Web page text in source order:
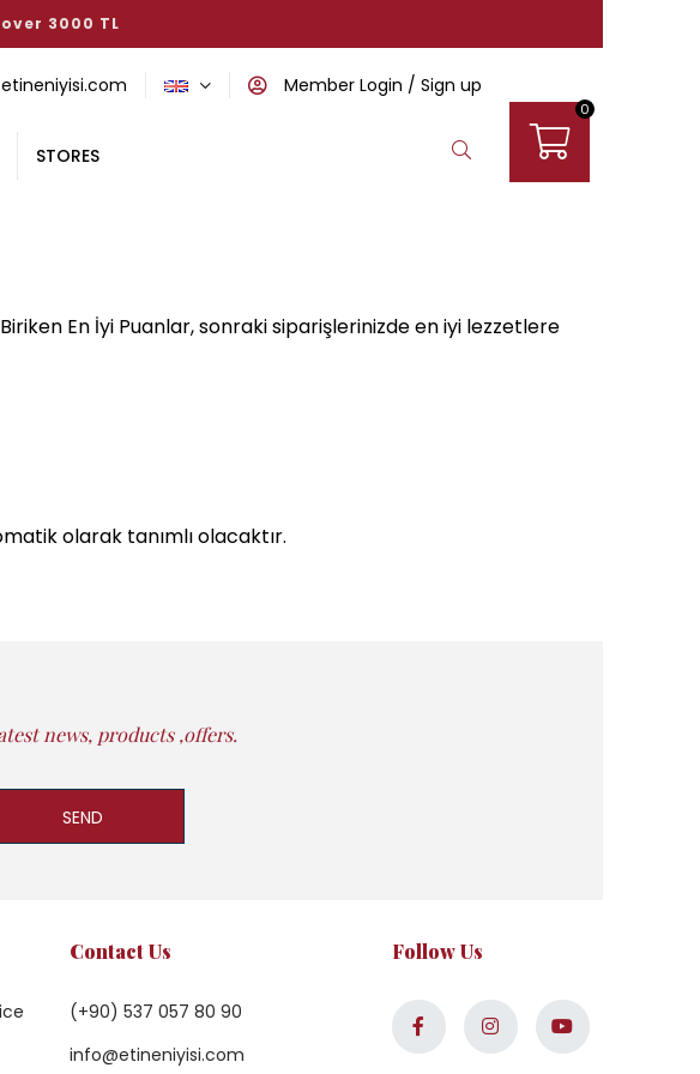
3000 TL
Member Login Sign up
0
STORES
En İyi Puanlar, sonraki siparişlerinizde en iyi lezzetlere
olarak tanımlı olacaktır.
news, products ,offers.
SEND
Contact Us
(+90) 537 057 80 90
info@etineniyisi.com
Follow Us